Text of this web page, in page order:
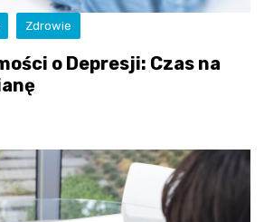
Zdrowie
o Depresji: Czas na